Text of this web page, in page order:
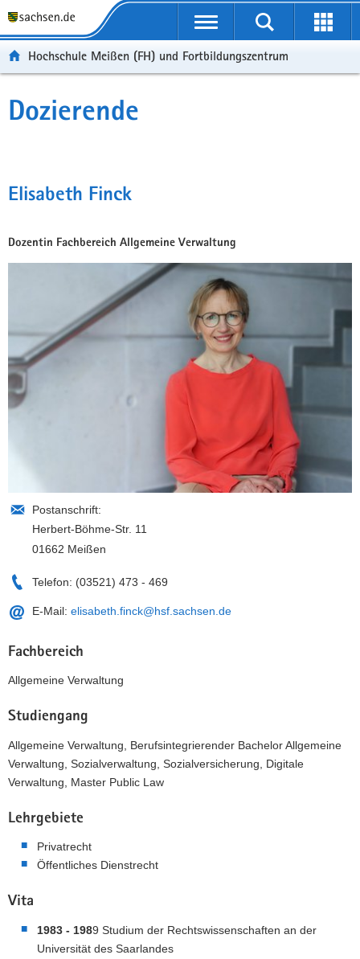
Portalübergreifende
Hochschule Meißen (FH) und Fortbildungszentrum
Dozierende
Elisabeth Finck
Dozentin Fachbereich Allgemeine Verwaltung
Postanschrift:
Herbert-Böhme-Str. 11
01662 Meißen
Telefon: (03521) 473 - 469
E-Mail: elisabeth.finck@hsf.sachsen.de
Fachbereich
Allgemeine Verwaltung
Studiengang
Allgemeine Verwaltung, Berufsintegrierender Bachelor Allgemeine
Verwaltung, Sozialverwaltung, Sozialversicherung, Digitale
Verwaltung, Master Public Law
Lehrgebiete
Privatrecht
Öffentliches Dienstrecht
Vita
1983 - 1989 Studium der Rechtswissenschaften an der
Universität des Saarlandes